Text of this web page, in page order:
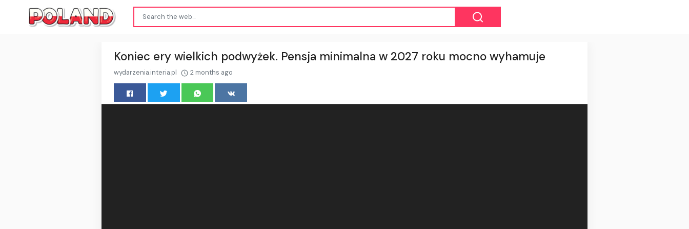
Koniec ery wielkich podwyżek. Pensja minimalna w 2027 roku mocno wyhamuje
wydarzenia.interia.pl 2 months ago